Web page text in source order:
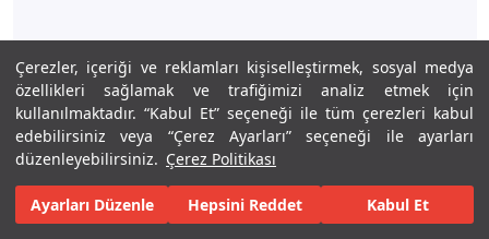
Çerezler, içeriği ve reklamları kişiselleştirmek, sosyal medya
özellikleri sağlamak ve trafiğimizi analiz etmek için
kullanılmaktadır. “Kabul Et” seçeneği ile tüm çerezleri kabul
edebilirsiniz veya “Çerez Ayarları” seçeneği ile ayarları
düzenleyebilirsiniz. Çerez Politikası
Ayarları Düzenle Hepsini Reddet Kabul Et
İlgili tasarımlar
AHMET TEKIN 4,59m²
Keşfet Tasarla Gerçekleştir